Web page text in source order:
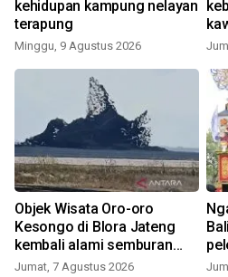
kehidupan kampung nelayan
terapung
Minggu, 9 Agustus 2026
Objek Wisata Oro-oro
Kesongo di Blora Jateng
kembali alami semburan
lumpur
Jumat, 7 Agustus 2026